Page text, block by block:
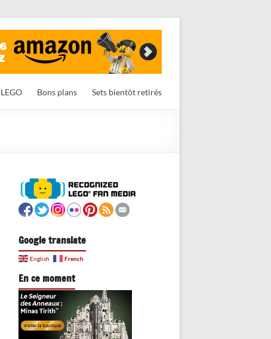
Bons plans Sets bientôt retirés
Google translate
English French
En ce moment